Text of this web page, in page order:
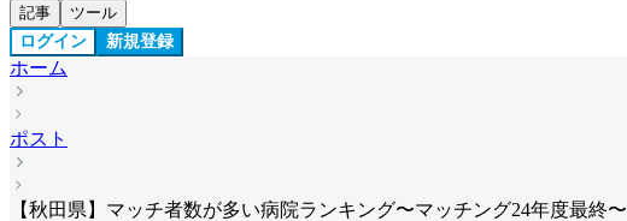
記事 ツール
ログイン 新規登録
ホーム
ポスト
【秋田県】マッチ者数が多い病院ランキング〜マッチング24年度最終〜